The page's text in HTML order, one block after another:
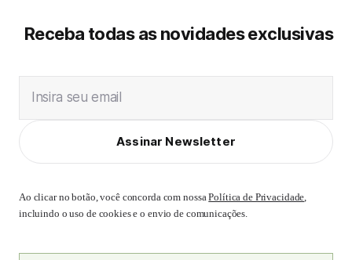
Receba todas as novidades exclusivas
Insira seu email
Assinar Newsletter
Ao clicar no botão, você concorda com nossaPolítica de Privacidade,
incluindo o uso de cookies e o envio de comunicações.